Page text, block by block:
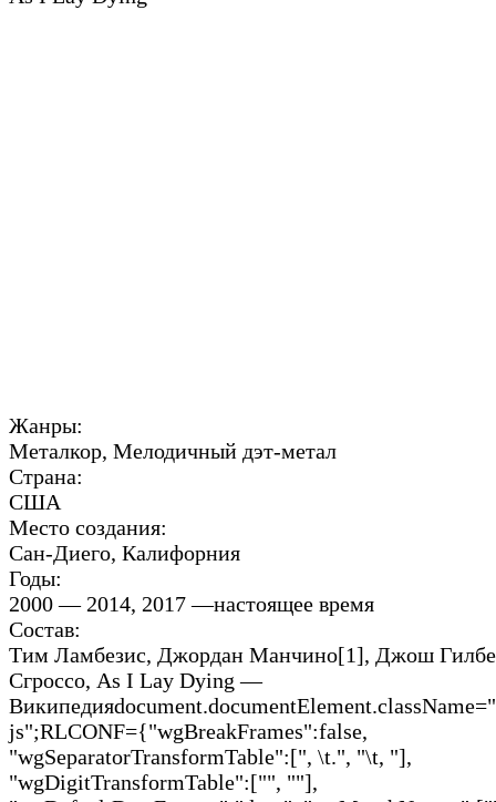
Жанры:
Металкор, Мелодичный дэт-метал
Страна:
США
Место создания:
Сан-Диего, Калифорния
Годы:
2000 — 2014, 2017 —настоящее время
Состав:
Тим Ламбезис, Джордан Манчино[1], Джош
Сгроссо, As I Lay Dying —
js";RLCONF={"wgBreakFrames":false,
"wgSeparatorTransformTable":[", \t.", "\t, "],
"wgDigitTransformTable":["", ""],